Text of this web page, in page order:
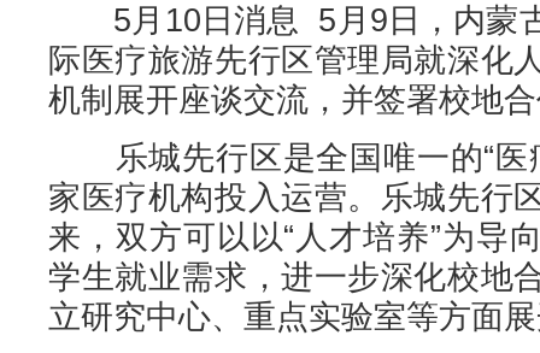
5月10日消息 ​ 5月9日，内蒙
际医疗旅游先行区管理局就深化
机制展开座谈交流，并签署校地
乐城先行区是全国唯一的“医
家医疗机构投入运营。乐城先行
来，双方可以以“人才培养”为导
学生就业需求，进一步深化校地
立研究中心、重点实验室等方面